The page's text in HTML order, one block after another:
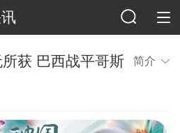
获 巴西战平哥斯
简介